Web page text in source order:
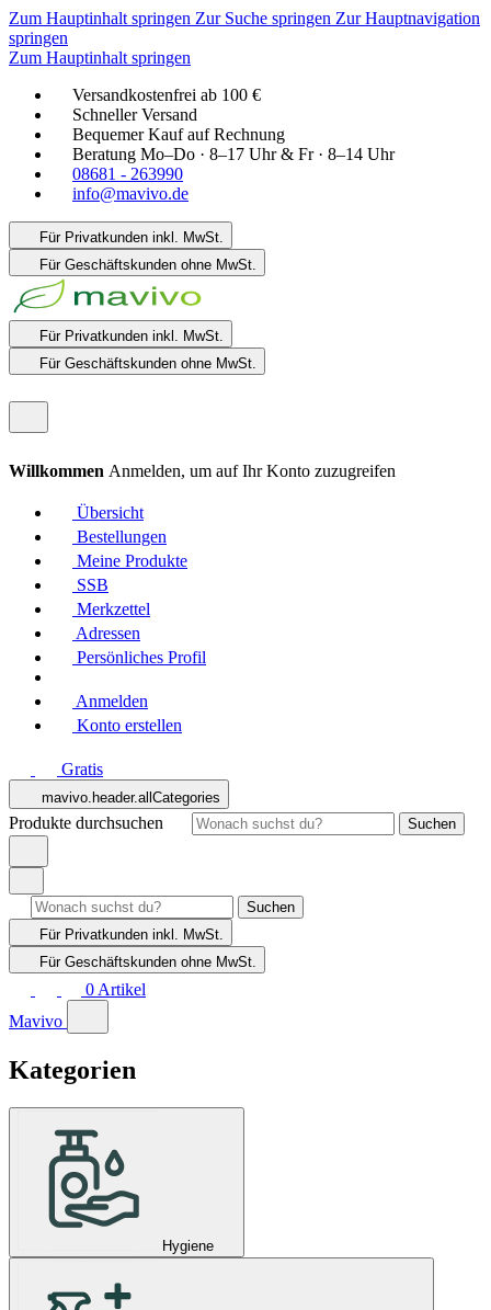
Zum Hauptinhalt springen Zur Suche springen Zur Hauptnavigation
springen
Zum Hauptinhalt springen
Versandkostenfrei ab 100 €
Schneller Versand
Bequemer Kauf auf Rechnung
Beratung Mo–Do · 8–17 Uhr & Fr · 8–14 Uhr
08681 - 263990
info@mavivo.de
Für Privatkunden inkl. MwSt.
Für Geschäftskunden ohne MwSt.
Für Privatkunden inkl. MwSt.
Für Geschäftskunden ohne MwSt.
Willkommen Anmelden, um auf Ihr Konto zuzugreifen
Übersicht
Bestellungen
Meine Produkte
SSB
Merkzettel
Adressen
Persönliches Profil
Anmelden
Konto erstellen
Gratis
mavivo.header.allCategories
Produkte durchsuchen Suchen
Suchen
Für Privatkunden inkl. MwSt.
Für Geschäftskunden ohne MwSt.
0 Artikel
Mavivo
Kategorien
Hygiene